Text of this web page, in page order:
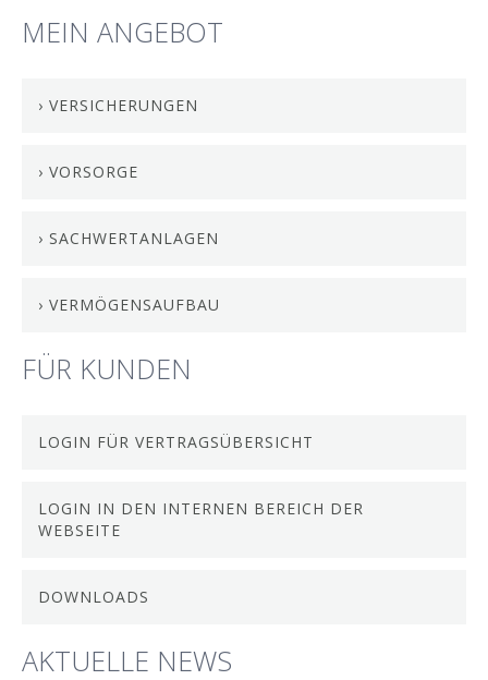
MEIN ANGEBOT
› VERSICHERUNGEN
› VORSORGE
› SACHWERTANLAGEN
› VERMÖGENSAUFBAU
FÜR KUNDEN
LOGIN FÜR VERTRAGSÜBERSICHT
LOGIN IN DEN INTERNEN BEREICH DER
WEBSEITE
DOWNLOADS
AKTUELLE NEWS